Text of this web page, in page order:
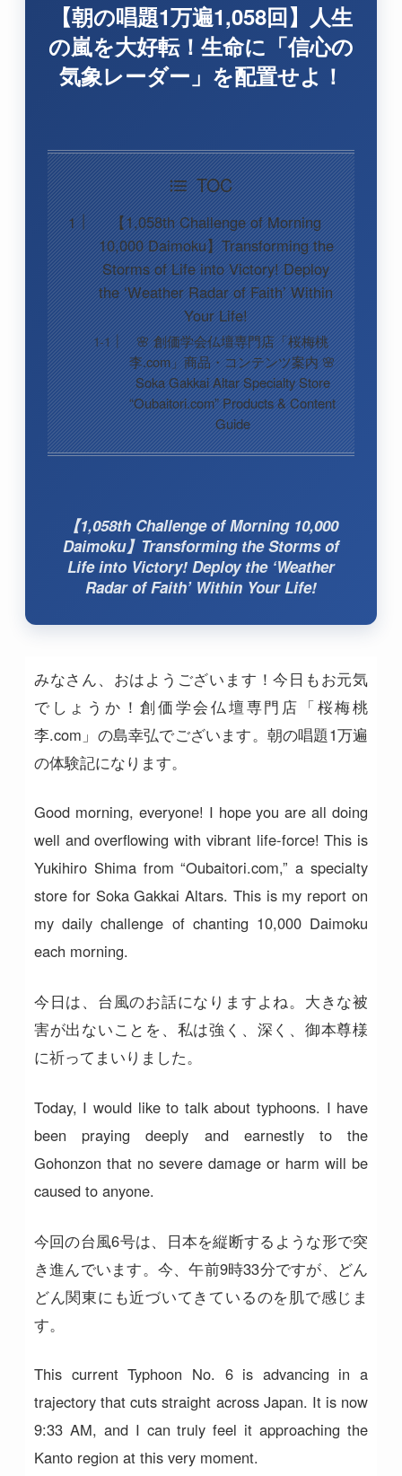
【朝の唱題1万遍1,058回】人生
の嵐を大好転！生命に「信心の
気象レーダー」を配置せよ！
TOC
【1,058th Challenge of Morning
10,000 Daimoku】Transforming the
Storms of Life into Victory! Deploy
the ‘Weather Radar of Faith’ Within
Your Life!
🌸 創価学会仏壇専門店「桜梅桃
李.com」商品・コンテンツ案内 🌸
Soka Gakkai Altar Specialty Store
“Oubaitori.com” Products & Content
Guide
【1,058th Challenge of Morning 10,000
Daimoku】Transforming the Storms of
Life into Victory! Deploy the ‘Weather
Radar of Faith’ Within Your Life!
みなさん、おはようございます！今日もお元気
でしょうか！創価学会仏壇専門店「桜梅桃
李.com」の島幸弘でございます。朝の唱題1万遍
の体験記になります。
Good morning, everyone! I hope you are all doing
well and overflowing with vibrant life-force! This is
Yukihiro Shima from “Oubaitori.com,” a specialty
store for Soka Gakkai Altars. This is my report on
my daily challenge of chanting 10,000 Daimoku
each morning.
今日は、台風のお話になりますよね。大きな被
害が出ないことを、私は強く、深く、御本尊様
に祈ってまいりました。
Today, I would like to talk about typhoons. I have
been praying deeply and earnestly to the
Gohonzon that no severe damage or harm will be
caused to anyone.
今回の台風6号は、日本を縦断するような形で突
き進んでいます。今、午前9時33分ですが、どん
どん関東にも近づいてきているのを肌で感じま
す。
This current Typhoon No. 6 is advancing in a
trajectory that cuts straight across Japan. It is now
9:33 AM, and I can truly feel it approaching the
Kanto region at this very moment.